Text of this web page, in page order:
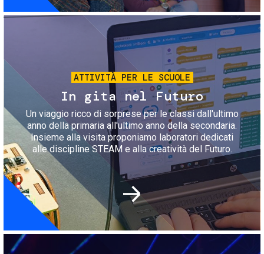
Immagine
ATTIVITÀ PER LE SCUOLE
In gita nel Futuro
Un viaggio ricco di sorprese per le classi dall'ultimo
anno della primaria all'ultimo anno della secondaria.
Insieme alla visita proponiamo laboratori dedicati
alle discipline STEAM e alla creatività del Futuro.
Immagine